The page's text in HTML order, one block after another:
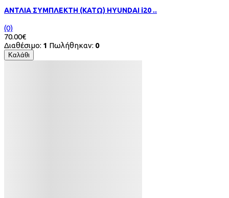
ΑΝΤΛΙΑ ΣΥΜΠΛΕΚΤΗ (ΚΑΤΩ) HYUNDAI i20 ..
(0)
70.00€
Διαθέσιμο: 1 Πωλήθηκαν: 0
Καλάθι